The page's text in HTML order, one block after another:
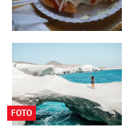
FOTO